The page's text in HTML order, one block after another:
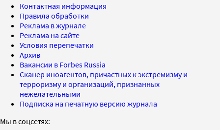
Контактная информация
Правила обработки
Реклама в журнале
Реклама на сайте
Условия перепечатки
Архив
Вакансии в Forbes Russia
Сканер иноагентов, причастных к экстремизму и
терроризму и организаций, признанных
нежелательными
Подписка на печатную версию журнала
Мы в соцсетях: